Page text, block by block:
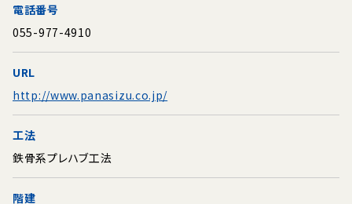
電話番号
055-977-4910
URL
http://www.panasizu.co.jp/
工法
鉄骨系プレハブ工法
階建